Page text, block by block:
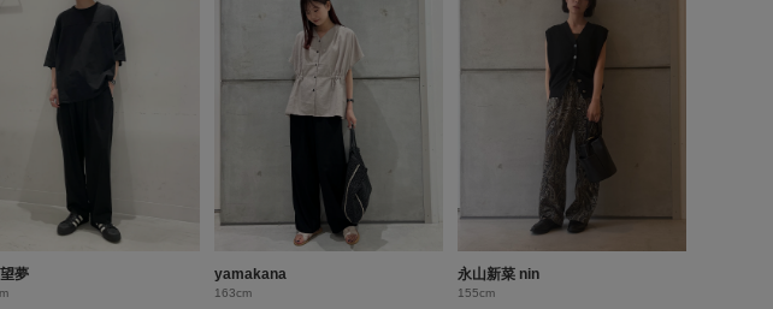
夢 yamakana
163cm
永山新菜 nin
155cm